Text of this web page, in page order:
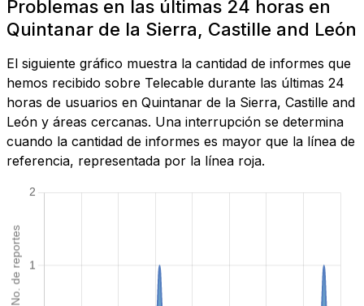
Problemas en las últimas 24 horas en
Quintanar de la Sierra, Castille and León
El siguiente gráfico muestra la cantidad de informes que
hemos recibido sobre Telecable durante las últimas 24
horas de usuarios en Quintanar de la Sierra, Castille and
León y áreas cercanas. Una interrupción se determina
cuando la cantidad de informes es mayor que la línea de
referencia, representada por la línea roja.